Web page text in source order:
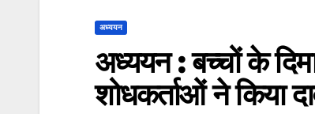
अध्ययन
अध्ययन : बच्चों के
शोधकर्ताओं ने किया